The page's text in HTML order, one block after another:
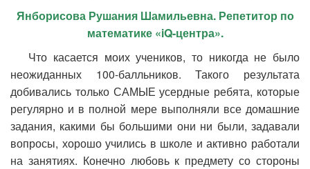
Янборисова Рушания Шамильевна. Репетитор по
математике «iQ-центра».
Что касается моих учеников, то никогда не было
неожиданных 100-балльников. Такого результата
добивались только САМЫЕ усердные ребята, которые
регулярно и в полной мере выполняли все домашние
задания, какими бы большими они ни были, задавали
вопросы, хорошо учились в школе и активно работали
на занятиях. Конечно любовь к предмету со стороны